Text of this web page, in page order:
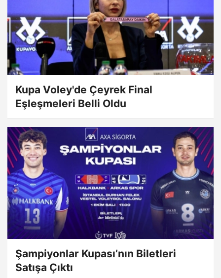
Kupa Voley'de Çeyrek Final
Eşleşmeleri Belli Oldu
Şampiyonlar Kupası’nın Biletleri
Satışa Çıktı